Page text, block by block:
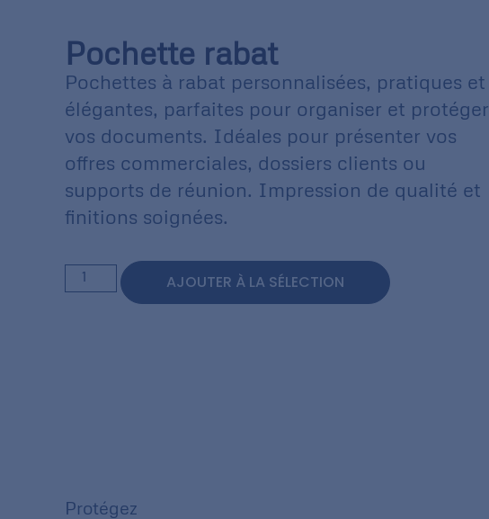
Pochette rabat
Pochettes à rabat personnalisées, pratiques et
élégantes, parfaites pour organiser et protéger
vos documents. Idéales pour présenter vos
offres commerciales, dossiers clients ou
supports de réunion. Impression de qualité et
finitions soignées.
AJOUTER À LA SÉLECTION
Protégez